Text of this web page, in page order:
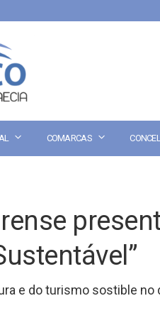
COMARCAS
e do turismo sostible